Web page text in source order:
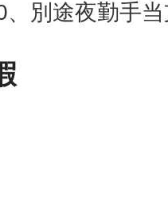
、別途夜勤手